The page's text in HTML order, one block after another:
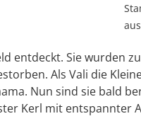
entdeckt. Sie wurden
Als Vali die
Nun sind sie bald
Kerl mit entspannter